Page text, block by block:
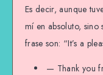
Es decir, aunque
mí en absoluto, sino
frase son: “It’s a
— Thank you